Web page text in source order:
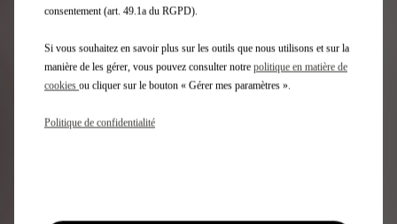
CHARGEUR 2 USB - MAXI 4,8
consentement (art. 49.1a du RGPD).
Si vous souhaitez en savoir plus sur les outils que nous utilisons et sur la
manière de les gérer, vous pouvez consulter notre politique en matière de
cookies ou cliquer sur le bouton « Gérer mes paramètres ».
Politique de confidentialité